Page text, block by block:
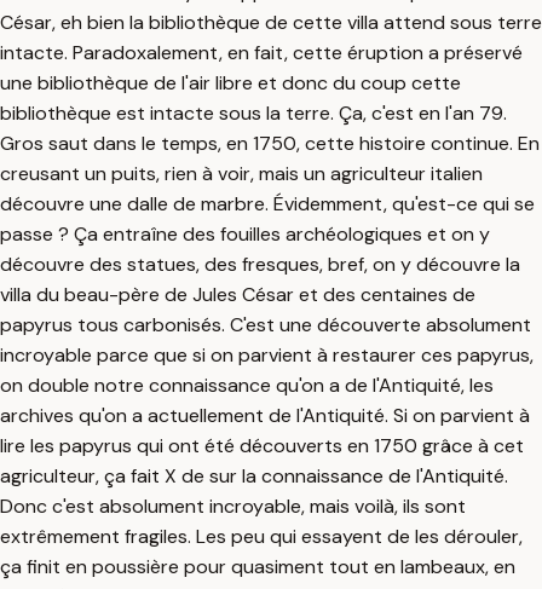
César, eh bien la bibliothèque de cette villa attend sous terre
intacte. Paradoxalement, en fait, cette éruption a préservé
une bibliothèque de l'air libre et donc du coup cette
bibliothèque est intacte sous la terre. Ça, c'est en l'an 79.
Gros saut dans le temps, en 1750, cette histoire continue. En
creusant un puits, rien à voir, mais un agriculteur italien
découvre une dalle de marbre. Évidemment, qu'est-ce qui se
passe ? Ça entraîne des fouilles archéologiques et on y
découvre des statues, des fresques, bref, on y découvre la
villa du beau-père de Jules César et des centaines de
papyrus tous carbonisés. C'est une découverte absolument
incroyable parce que si on parvient à restaurer ces papyrus,
on double notre connaissance qu'on a de l'Antiquité, les
archives qu'on a actuellement de l'Antiquité. Si on parvient à
lire les papyrus qui ont été découverts en 1750 grâce à cet
agriculteur, ça fait X de sur la connaissance de l'Antiquité.
Donc c'est absolument incroyable, mais voilà, ils sont
extrêmement fragiles. Les peu qui essayent de les dérouler,
ça finit en poussière pour quasiment tout en lambeaux, en